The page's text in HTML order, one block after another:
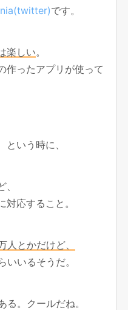
です。
楽しい。
作ったアプリが使って
いう時に、
応すること。
人とかだけど、
いいるそうだ。
る。クールだね。